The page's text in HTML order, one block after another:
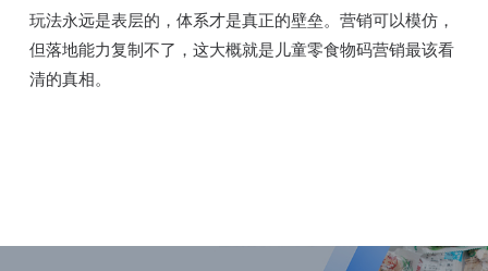
玩法永远是表层的，体系才是真正的壁垒。营销可以模仿，
但落地能力复制不了，这大概就是儿童零食物码营销最该看
清的真相。